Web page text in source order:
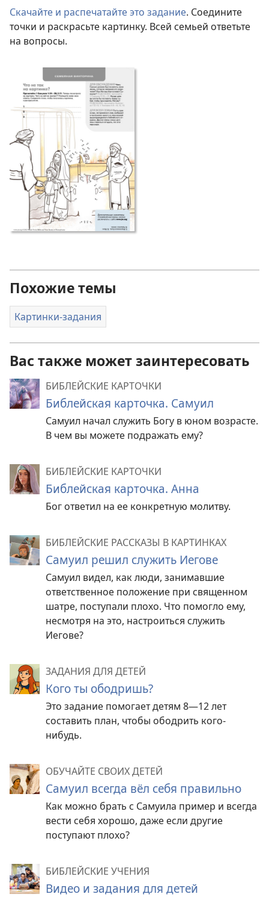
Скачайте и распечатайте это задание. Соедините
точки и раскрасьте картинку. Всей семьей ответьте
на вопросы.
Похожие темы
Картинки-задания
Вас также может заинтересовать
БИБЛЕЙСКИЕ КАРТОЧКИ
Библейская карточка. Самуил
Самуил начал служить Богу в юном возрасте.
В чем вы можете подражать ему?
БИБЛЕЙСКИЕ КАРТОЧКИ
Библейская карточка. Анна
Бог ответил на ее конкретную молитву.
БИБЛЕЙСКИЕ РАССКАЗЫ В КАРТИНКАХ
Самуил решил служить Иегове
Самуил видел, как люди, занимавшие
ответственное положение при священном
шатре, поступали плохо. Что помогло ему,
несмотря на это, настроиться служить
Иегове?
ЗАДАНИЯ ДЛЯ ДЕТЕЙ
Кого ты ободришь?
Это задание помогает детям 8—12 лет
составить план, чтобы ободрить кого-
нибудь.
ОБУЧАЙТЕ СВОИХ ДЕТЕЙ
Самуил всегда вёл себя правильно
Как можно брать с Самуила пример и всегда
вести себя хорошо, даже если другие
поступают плохо?
БИБЛЕЙСКИЕ УЧЕНИЯ
Видео и задания для детей